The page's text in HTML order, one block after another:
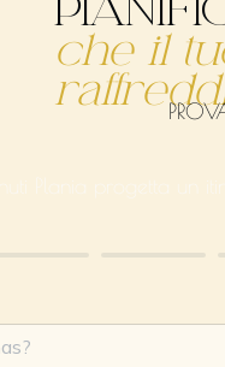
che il
Plania progetta un